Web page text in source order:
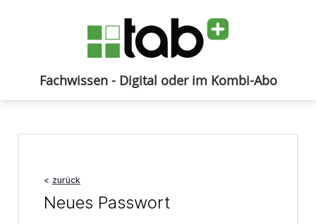
Fachwissen - Digital oder im Kombi-Abo